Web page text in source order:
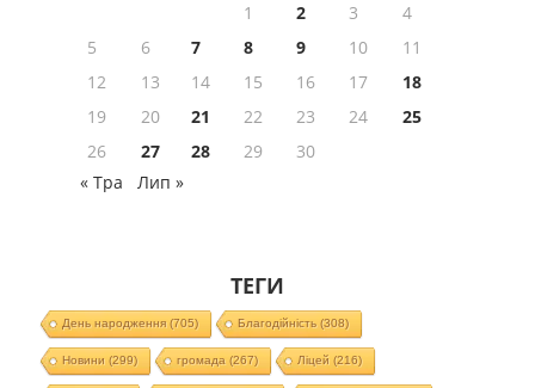
1
2 3
4
5
6 7 8 9 10
11
12
13 14 15 16 17
18
19
20 21 22 23 24
25
26
27 28 29
30
« Тра
Лип »
ТЕГИ
День народження(705) Благодійність (308)
Новини (299) громада (267) Ліцей (216)